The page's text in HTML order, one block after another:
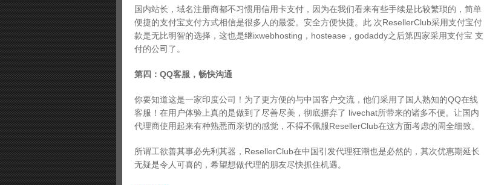
国内站长，域名注册商都不习惯用信用卡支付，因为在我们看来有些手续是比较繁琐的，简单
便捷的支付宝支付方式相信是很多人的最爱。安全方便快捷。此 次ResellerClub采用支付宝付
款是无比明智的选择，这也是继ixwebhosting，hostease，godaddy之后第四家采用支付宝 支
付的公司了。
第四：QQ客服，畅快沟通
你要知道这是一家印度公司！为了更方便的与中国客户交流，他们采用了国人熟知的QQ在线
客服！在用户体验上真的是做到了尽善尽美，彻底摒弃了 livechat所带来的诸多不便。让国内
代理商使用起来有种熟悉而亲切的感觉，不得不佩服ResellerClub在这方面考虑的周全细致。
所谓工欲善其事必先利其器，ResellerClub在中国引发代理狂潮也是必然的，其次优惠期延长
无疑是令人可喜的，希望想做代理的朋友尽快抓住机遇。